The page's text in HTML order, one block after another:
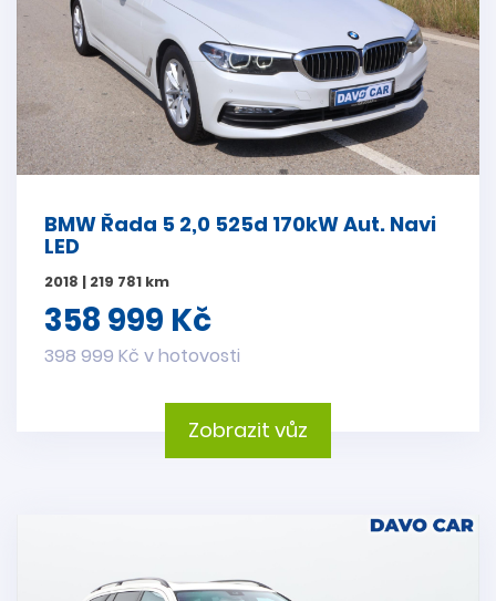
BMW Řada 5 2,0 525d 170kW Aut. Navi
LED
2018 | 219 781 km
358 999 Kč
398 999 Kč v hotovosti
Zobrazit vůz